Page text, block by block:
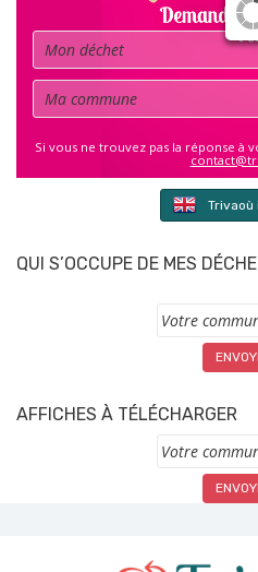
Déchet
Commune
Si vous ne trouvez pas la réponse à
Trivaoù
QUI S’OCCUPE DE MES
Commune
AFFICHES À TÉLÉCHARGER
Commune